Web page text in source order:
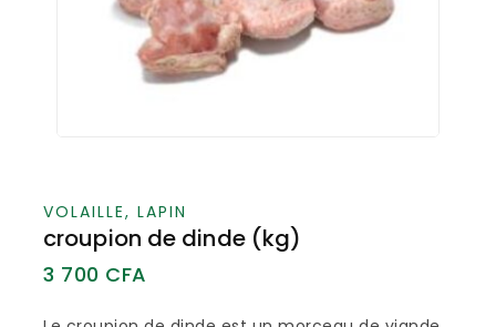
VOLAILLE, LAPIN
croupion de dinde (kg)
3 700 CFA